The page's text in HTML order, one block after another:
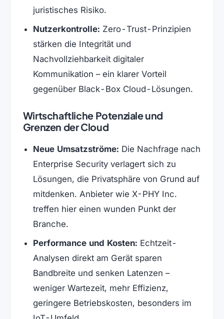
juristisches Risiko.
Nutzerkontrolle: Zero-Trust-Prinzipien
stärken die Integrität und
Nachvollziehbarkeit digitaler
Kommunikation – ein klarer Vorteil
gegenüber Black-Box Cloud-Lösungen.
Wirtschaftliche Potenziale und
Grenzen der Cloud
Neue Umsatzströme: Die Nachfrage nach
Enterprise Security verlagert sich zu
Lösungen, die Privatsphäre von Grund auf
mitdenken. Anbieter wie X-PHY Inc.
treffen hier einen wunden Punkt der
Branche.
Performance und Kosten: Echtzeit-
Analysen direkt am Gerät sparen
Bandbreite und senken Latenzen –
weniger Wartezeit, mehr Effizienz,
geringere Betriebskosten, besonders im